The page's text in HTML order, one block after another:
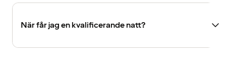
När får jag en kvalificerande natt?